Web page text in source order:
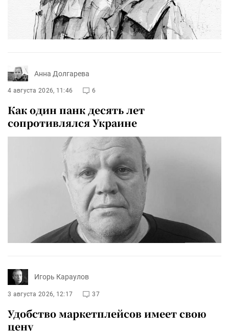
Анна Долгарева
4 августа 2026, 11:46 6
Как один панк десять лет
сопротивлялся Украине
Игорь Караулов
3 августа 2026, 12:17 37
Удобство маркетплейсов имеет свою
цену